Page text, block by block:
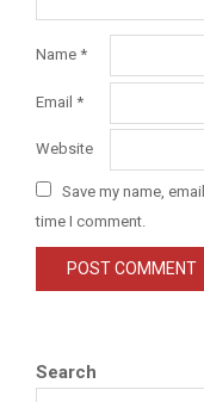
Name *
Email *
Website
Save my name,
time I comment.
Search